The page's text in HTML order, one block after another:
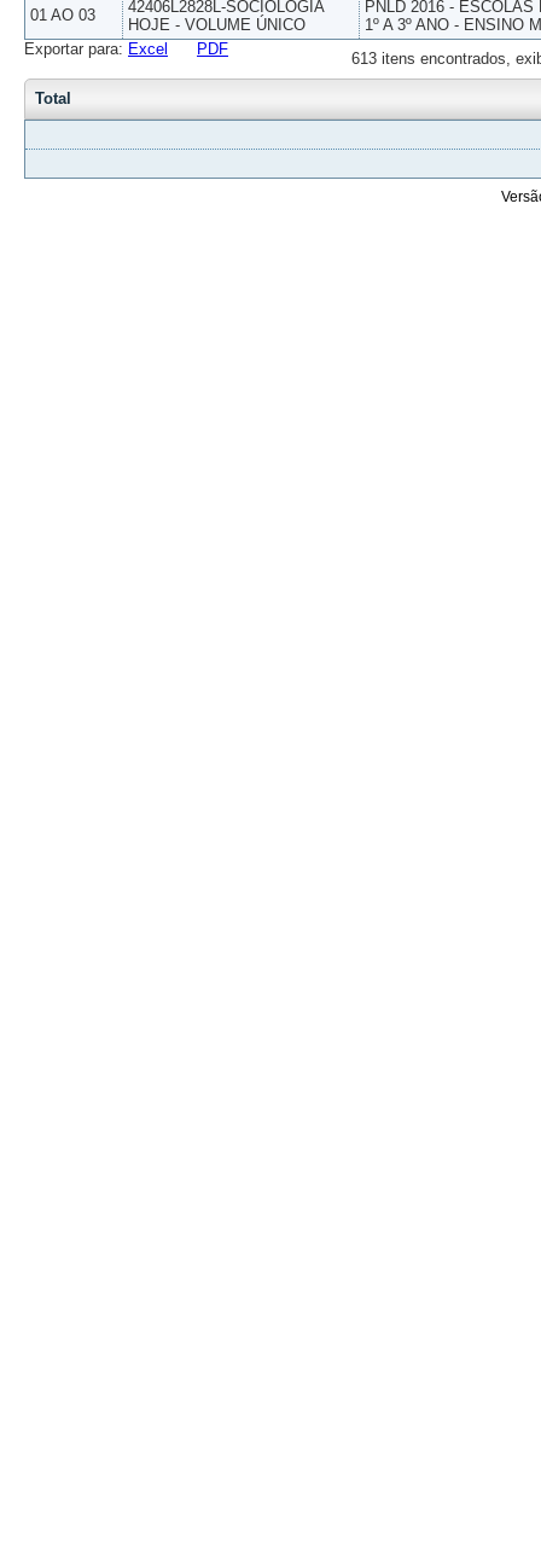
01 AO 03
42406L2828L-SOCIOLOGIA
HOJE - VOLUME ÚNICO
PNLD 2016 -
1º A 3º ANO - ENSINO
613 itens encontrados,
Exportar para: Excel PDF
Total